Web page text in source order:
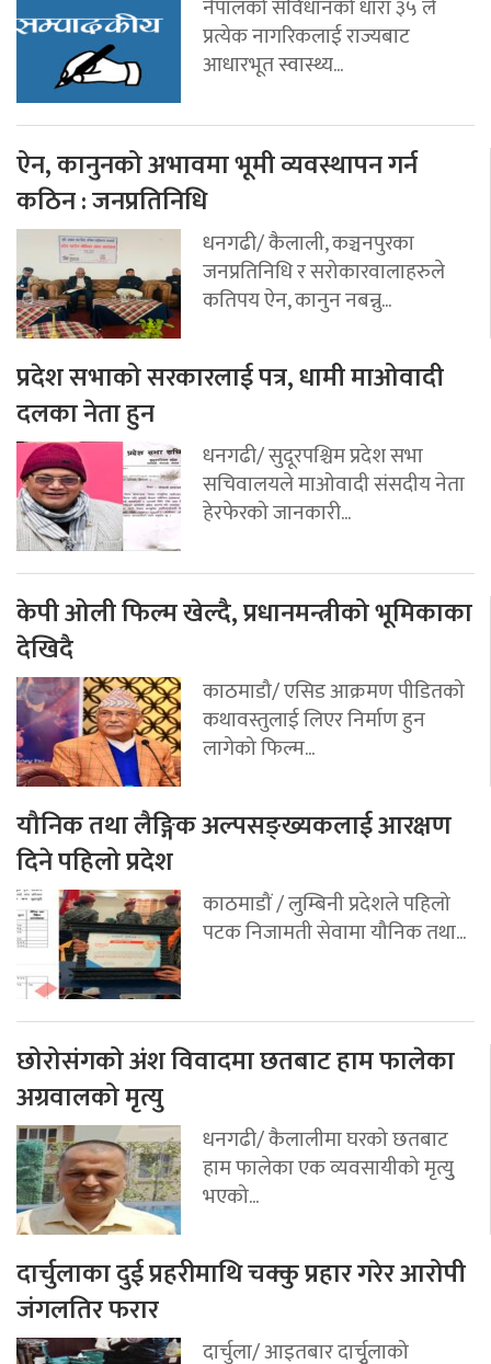
नेपालको संविधानको धारा ३५ ले
प्रत्येक नागरिकलाई राज्यबाट
आधारभूत स्वास्थ्य...
ऐन, कानुनको अभावमा भूमी व्यवस्थापन गर्न
कठिन : जनप्रतिनिधि
धनगढी/ कैलाली, कञ्चनपुरका
जनप्रतिनिधि र सरोकारवालाहरुले
कतिपय ऐन, कानुन नबन्नु...
प्रदेश सभाको सरकारलाई पत्र, धामी माओवादी
दलका नेता हुन
धनगढी/ सुदूरपश्चिम प्रदेश सभा
सचिवालयले माओवादी संसदीय नेता
हेरफेरको जानकारी...
केपी ओली फिल्म खेल्दै, प्रधानमन्त्रीको भूमिकाका
देखिदै
काठमाडौ/ एसिड आक्रमण पीडितको
कथावस्तुलाई लिएर निर्माण हुन
लागेको फिल्म...
यौनिक तथा लैङ्गिक अल्पसङ्ख्यकलाई आरक्षण
दिने पहिलो प्रदेश
काठमाडौं / लुम्बिनी प्रदेशले पहिलो
पटक निजामती सेवामा यौनिक तथा...
छोरोसंगको अंश विवादमा छतबाट हाम फालेका
अग्रवालको मृत्यु
धनगढी/ कैलालीमा घरको छतबाट
हाम फालेका एक व्यवसायीको मृत्युु
भएको...
दार्चुलाका दुई प्रहरीमाथि चक्कु प्रहार गरेर आरोपी
जंगलतिर फरार
दार्चुला/ आइतबार दार्चुृलाको